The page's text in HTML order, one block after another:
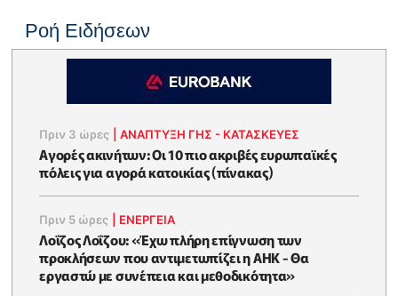
Ροή Ειδήσεων
Πριν 3 ώρες |ΑΝΑΠΤΥΞΗ ΓΗΣ - ΚΑΤΑΣΚΕΥΕΣ
Αγορές ακινήτων: Οι 10 πιο ακριβές ευρωπαϊκές
πόλεις για αγορά κατοικίας (πίνακας)
Πριν 5 ώρες ΕΝΈΡΓΕΙΑ
Λοΐζος Λοΐζου: «Έχω πλήρη επίγνωση των
προκλήσεων που αντιμετωπίζει η ΑΗΚ - Θα
εργαστώ με συνέπεια και μεθοδικότητα»